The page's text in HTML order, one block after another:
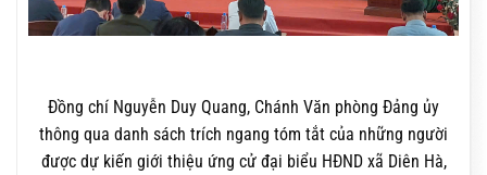
Đồng chí Nguyễn Duy Quang, Chánh Văn phòng Đảng ủy
thông qua danh sách trích ngang tóm tắt của những người
được dự kiến giới thiệu ứng cử đại biểu HĐND xã Diên Hà,